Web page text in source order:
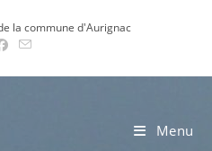
la commune d'Aurignac
Menu